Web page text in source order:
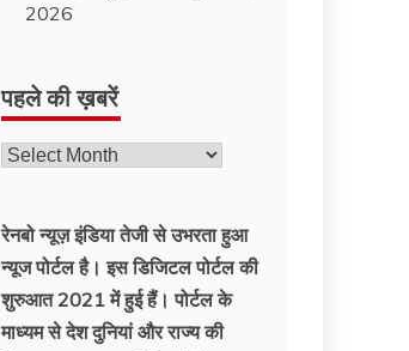
2026
पहले की ख़बरें
पहले
ख़बरें
रेनबो न्यूज़ इंडिया तेजी से उभरता हुआ
न्‍यूज पोर्टल है। इस डिजिटल पोर्टल की
शुरुआत 2021 में हुई हैं। पोर्टल के
माध्यम से देश दुनियां और राज्य की